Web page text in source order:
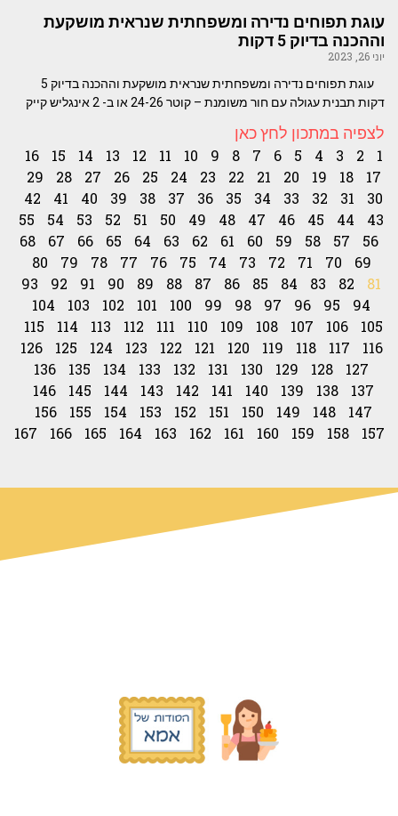
עוגת תפוחים נדירה ומשפחתית שנראית מושקעת
וההכנה בדיוק 5 דקות
יוני 26, 2023
עוגת תפוחים נדירה ומשפחתית שנראית מושקעת וההכנה בדיוק 5
דקות תבנית עגולה עם חור משומנת – קוטר 24-26 או ב- 2 אינגליש קייק
לצפיה במתכון לחץ כאן
1
2
3
4
5
6
7
8
9
10
11
12
13
14
15
16
17
18
19
20
21
22
23
24
25
26
27
28
29
30
31
32
33
34
35
36
37
38
39
40
41
42
43
44
45
46
47
48
49
50
51
52
53
54
55
56
57
58
59
60
61
62
63
64
65
66
67
68
69
70
71
72
73
74
75
76
77
78
79
80
81
82
83
84
85
86
87
88
89
90
91
92
93
94
95
96
97
98
99
100
101
102
103
104
105
106
107
108
109
110
111
112
113
114
115
116
117
118
119
120
121
122
123
124
125
126
127
128
129
130
131
132
133
134
135
136
137
138
139
140
141
142
143
144
145
146
147
148
149
150
151
152
153
154
155
156
157
158
159
160
161
162
163
164
165
166
167